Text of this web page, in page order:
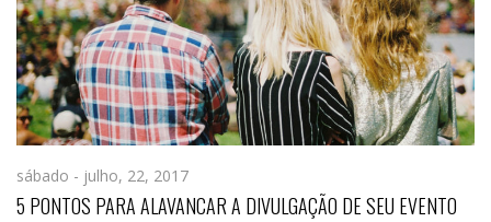
sábado - julho, 22, 2017
5 PONTOS PARA ALAVANCAR A DIVULGAÇÃO DE SEU EVENTO